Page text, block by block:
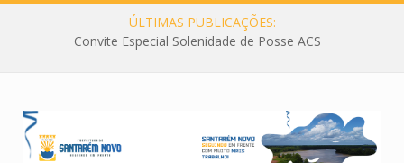
ÚLTIMAS PUBLICAÇÕES:
Convite Especial Solenidade de Posse ACS